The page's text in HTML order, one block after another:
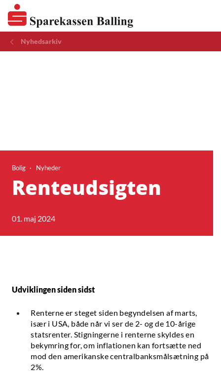
Nyhedsarkiv
Bolig Nyheder
Renteudsigten
01. maj 2024
Udviklingen siden sidst
Renterne er steget siden begyndelsen af marts,
især i USA, både når vi ser de 2- og de 10-årige
statsrenter. Stigningerne i renterne skyldes en
bekymring for, om inflationen kan fortsætte ned
mod den amerikanske centralbanksmålsætning på
2%.